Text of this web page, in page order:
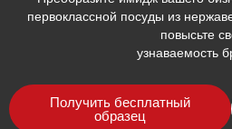
первоклассной посуды из
повысьте
узнаваемость
Получить бесплатный
образец